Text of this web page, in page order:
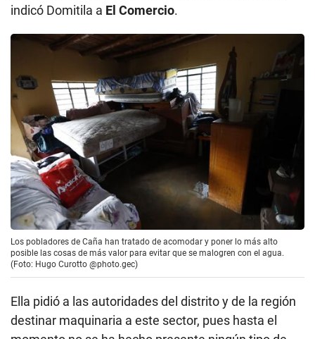
indicó Domitila a El Comercio.
Los pobladores de Caña han tratado de acomodar y poner lo más alto
posible las cosas de más valor para evitar que se malogren con el agua.
(Foto: Hugo Curotto @photo.gec)
Ella pidió a las autoridades del distrito y de la región
destinar maquinaria a este sector, pues hasta el